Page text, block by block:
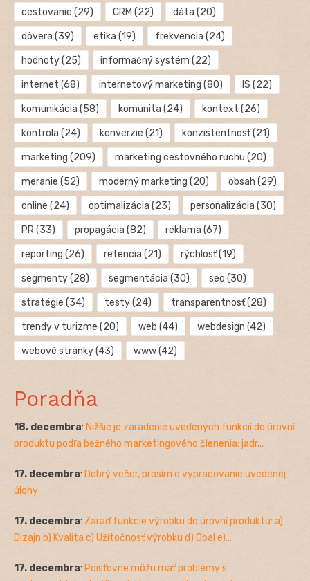
cestovanie (29) CRM (22) dáta (20)
dôvera (39) etika (19) frekvencia (24)
hodnoty(25) informačný systém (22)
internet (68) internetový marketing (80) IS (22)
komunikácia (58) komunita (24) kontext (26)
kontrola (24) konverzie (21) konzistentnosť(21)
marketing (209) marketing cestovného ruchu (20)
meranie (52) moderný marketing (20) obsah (29)
online (24) optimalizácia (23) personalizácia (30)
PR(33) propagácia (82) reklama (67)
reporting (26) retencia (21) rýchlosť(19)
segmenty(28) segmentácia (30) seo (30)
stratégie (34) testy(24) transparentnosť(28)
trendy v turizme (20) web (44) webdesign (42)
webové stránky(43) www(42)
Poradňa
18. decembra: Nižšie je zaradenie uvedených funkcií do úrovní
produktu podľa bežného marketingového členenia: jadr...
17. decembra: Dobrý večer, prosím o vypracovanie uvedenej
úlohy
17. decembra: Zaraď funkcie výrobku do úrovní produktu: a)
Dizajn b) Kvalita c) Užitočnosť výrobku d) Obal e)...
17. decembra: Poisťovne môžu mať problémy s